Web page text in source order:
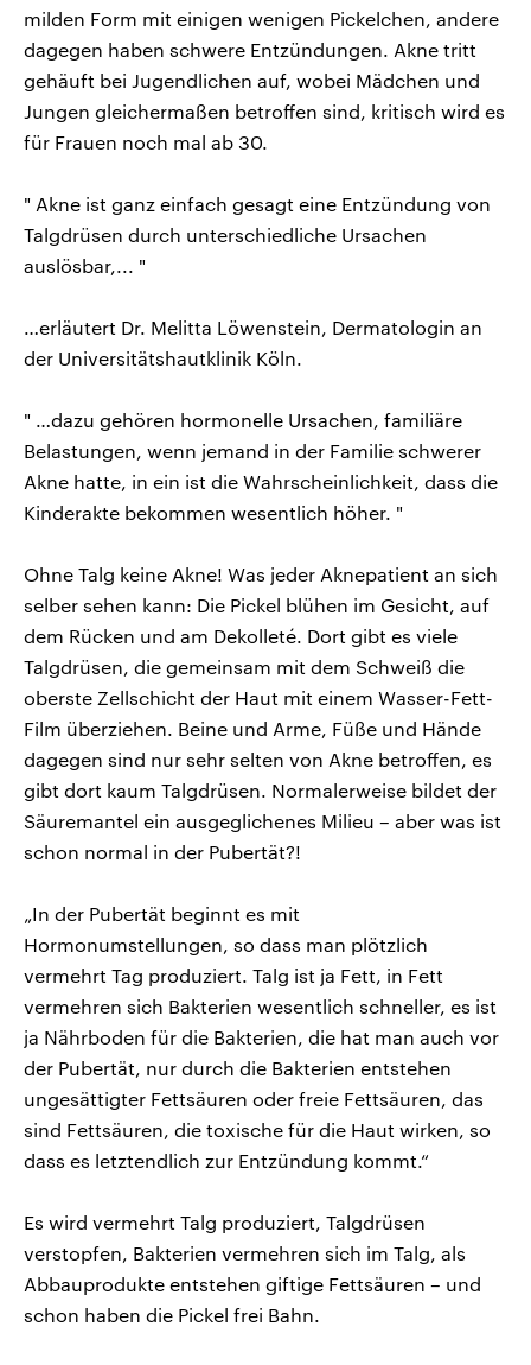
milden Form mit einigen wenigen Pickelchen, andere
dagegen haben schwere Entzündungen. Akne tritt
gehäuft bei Jugendlichen auf, wobei Mädchen und
Jungen gleichermaßen betroffen sind, kritisch wird es
für Frauen noch mal ab 30.
" Akne ist ganz einfach gesagt eine Entzündung von
Talgdrüsen durch unterschiedliche Ursachen
auslösbar,... "
…erläutert Dr. Melitta Löwenstein, Dermatologin an
der Universitätshautklinik Köln.
" …dazu gehören hormonelle Ursachen, familiäre
Belastungen, wenn jemand in der Familie schwerer
Akne hatte, in ein ist die Wahrscheinlichkeit, dass die
Kinderakte bekommen wesentlich höher. "
Ohne Talg keine Akne! Was jeder Aknepatient an sich
selber sehen kann: Die Pickel blühen im Gesicht, auf
dem Rücken und am Dekolleté. Dort gibt es viele
Talgdrüsen, die gemeinsam mit dem Schweiß die
oberste Zellschicht der Haut mit einem Wasser-Fett-
Film überziehen. Beine und Arme, Füße und Hände
dagegen sind nur sehr selten von Akne betroffen, es
gibt dort kaum Talgdrüsen. Normalerweise bildet der
Säuremantel ein ausgeglichenes Milieu – aber was ist
schon normal in der Pubertät?!
„In der Pubertät beginnt es mit
Hormonumstellungen, so dass man plötzlich
vermehrt Tag produziert. Talg ist ja Fett, in Fett
vermehren sich Bakterien wesentlich schneller, es ist
ja Nährboden für die Bakterien, die hat man auch vor
der Pubertät, nur durch die Bakterien entstehen
ungesättigter Fettsäuren oder freie Fettsäuren, das
sind Fettsäuren, die toxische für die Haut wirken, so
dass es letztendlich zur Entzündung kommt.“
Es wird vermehrt Talg produziert, Talgdrüsen
verstopfen, Bakterien vermehren sich im Talg, als
Abbauprodukte entstehen giftige Fettsäuren – und
schon haben die Pickel frei Bahn.